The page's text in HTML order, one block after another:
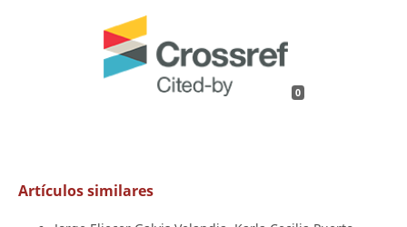
0
Artículos similares